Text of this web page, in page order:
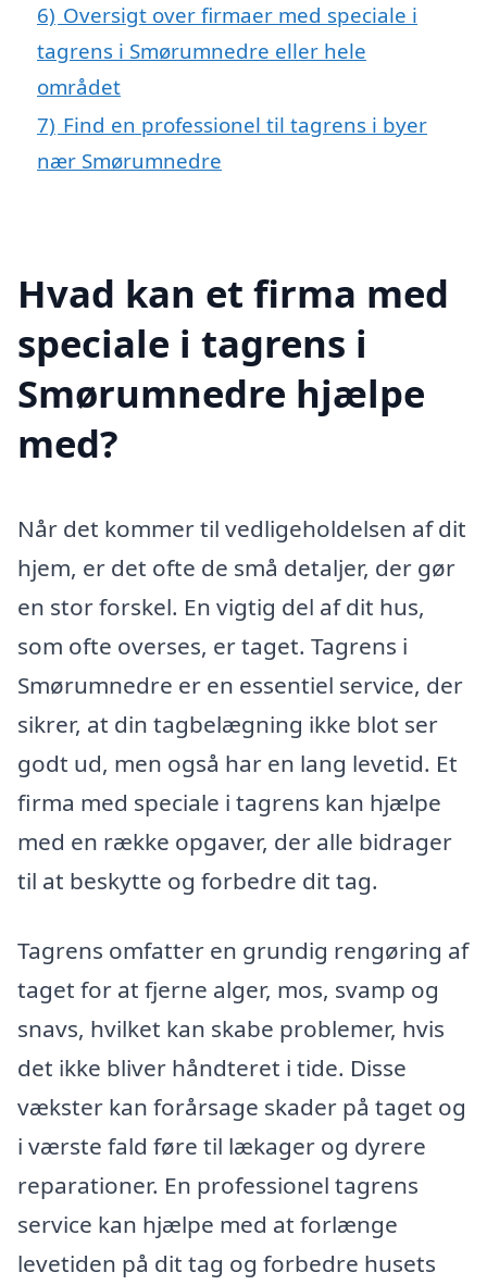
6) Oversigt over firmaer med speciale i
tagrens i Smørumnedre eller hele
området
7) Find en professionel til tagrens i byer
nær Smørumnedre
Hvad kan et firma med
speciale i tagrens i
Smørumnedre hjælpe
med?
Når det kommer til vedligeholdelsen af dit
hjem, er det ofte de små detaljer, der gør
en stor forskel. En vigtig del af dit hus,
som ofte overses, er taget. Tagrens i
Smørumnedre er en essentiel service, der
sikrer, at din tagbelægning ikke blot ser
godt ud, men også har en lang levetid. Et
firma med speciale i tagrens kan hjælpe
med en række opgaver, der alle bidrager
til at beskytte og forbedre dit tag.
Tagrens omfatter en grundig rengøring af
taget for at fjerne alger, mos, svamp og
snavs, hvilket kan skabe problemer, hvis
det ikke bliver håndteret i tide. Disse
vækster kan forårsage skader på taget og
i værste fald føre til lækager og dyrere
reparationer. En professionel tagrens
service kan hjælpe med at forlænge
levetiden på dit tag og forbedre husets